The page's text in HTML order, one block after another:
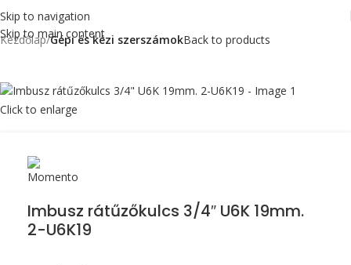
Skip to navigation
Skip to main content
Kezdőlap Gépi és kézi szerszámokBack to products
Click to enlarge
Imbusz rátűzőkulcs 3/4″ U6K 19mm.
2-U6K19